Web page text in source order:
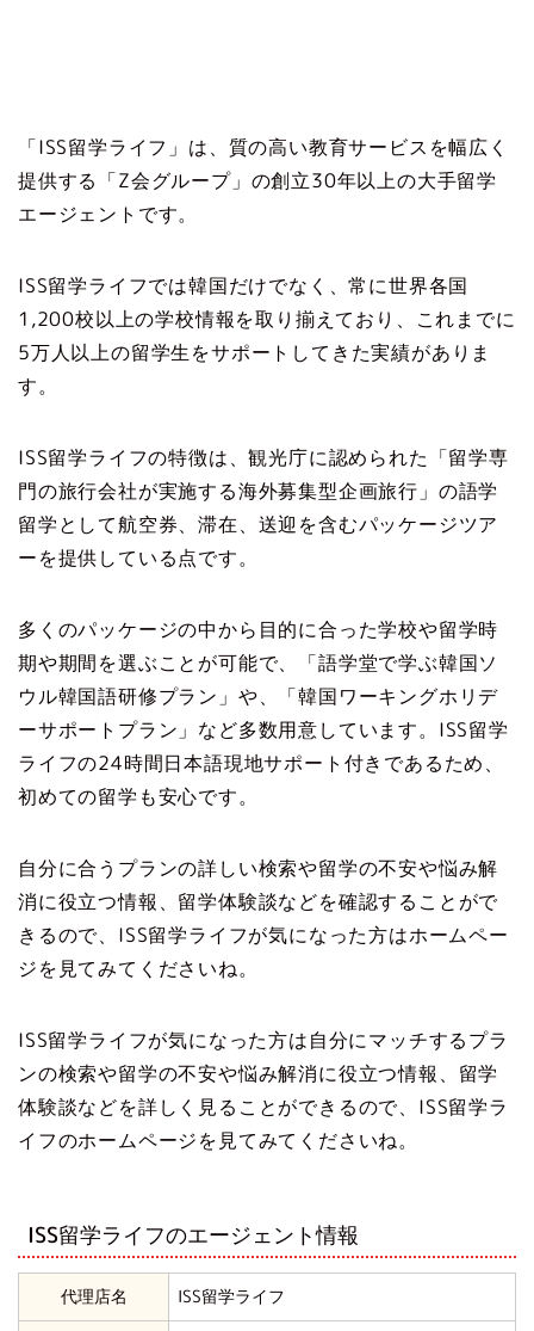
「ISS留学ライフ」は、質の高い教育サービスを幅広く
提供する「Z会グループ」の創立30年以上の大手留学
エージェントです。
ISS留学ライフでは韓国だけでなく、常に世界各国
1,200校以上の学校情報を取り揃えており、これまでに
5万人以上の留学生をサポートしてきた実績がありま
す。
ISS留学ライフの特徴は、観光庁に認められた「留学専
門の旅行会社が実施する海外募集型企画旅行」の語学
留学として航空券、滞在、送迎を含むパッケージツア
ーを提供している点です。
多くのパッケージの中から目的に合った学校や留学時
期や期間を選ぶことが可能で、「語学堂で学ぶ韓国ソ
ウル韓国語研修プラン」や、「韓国ワーキングホリデ
ーサポートプラン」など多数用意しています。ISS留学
ライフの24時間日本語現地サポート付きであるため、
初めての留学も安心です。
自分に合うプランの詳しい検索や留学の不安や悩み解
消に役立つ情報、留学体験談などを確認することがで
きるので、ISS留学ライフが気になった方はホームペー
ジを見てみてくださいね。
ISS留学ライフが気になった方は自分にマッチするプラ
ンの検索や留学の不安や悩み解消に役立つ情報、留学
体験談などを詳しく見ることができるので、ISS留学ラ
イフのホームページを見てみてくださいね。
ISS留学ライフのエージェント情報
代理店名
ISS留学ライフ